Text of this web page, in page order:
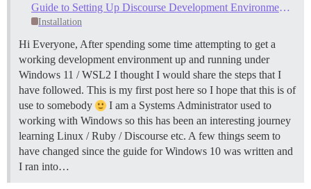
Guide to Setting Up Discourse Development Environment - Windows 11
Installation
Hi Everyone, After spending some time attempting to get a
working development environment up and running under
Windows 11 / WSL2 I thought I would share the steps that I
have followed. This is my first post here so I hope that this is of
use to somebody
I am a Systems Administrator used to
working with Windows so this has been an interesting journey
learning Linux / Ruby / Discourse etc. A few things seem to
have changed since the guide for Windows 10 was written and
I ran into…